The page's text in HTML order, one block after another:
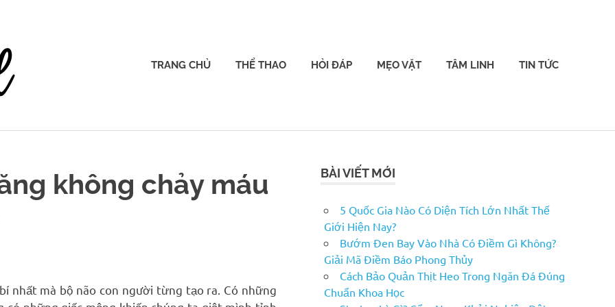
TRANG CHỦ THỂ THAO HỎI ĐÁP MẸO VẶT TÂM LINH TIN TỨC
không chảy máu
nhất mà bộ não con người từng tạo ra. Có những
BÀI VIẾT MỚI
5 Quốc Gia Nào Có Diện Tích Lớn Nhất Thế
Giới Hiện Nay?
Bướm Đen Bay Vào Nhà Có Điềm Gì Không?
Giải Mã Điềm Báo Phong Thủy
Cách Bảo Quản Thịt Heo Trong Ngăn Đá Đúng
Chuẩn Khoa Học